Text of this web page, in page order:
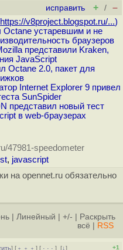
исправить + / –
https://v8project.blogspot.ru/...)
Octane устаревшим и не
браузеров
представили Kraken,
JavaScript
Octane 2.0, пакет для
Internet Explorer 9 привел
SunSpider
представил новый тест
в web-браузерах
47981-speedometer
, javascript
на opennet.ru обязательно
Линейный +/-
Раскрыть
всё
RSS
] [ ﹢﹢﹢] [ · · ·][↓]
+1